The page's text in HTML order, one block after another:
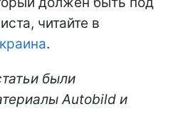
читайте в
.
были
Autobild и